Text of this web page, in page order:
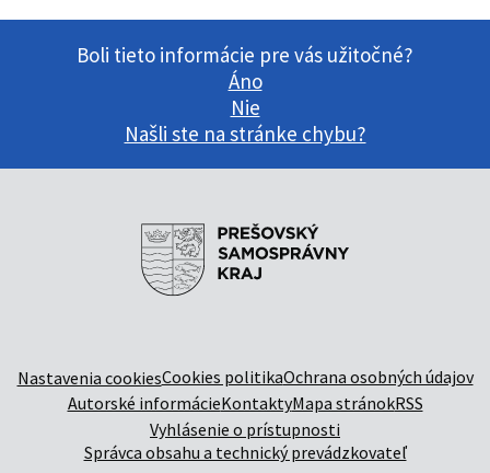
Boli tieto informácie pre vás užitočné?
Áno
Nie
Našli ste na stránke chybu?
Nastavenia cookiesCookies politikaOchrana osobných údajov
Autorské informácieKontaktyMapa stránokRSS
Vyhlásenie o prístupnosti
Správca obsahu a technický prevádzkovateľ